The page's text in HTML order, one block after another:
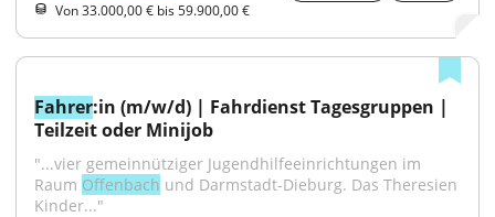
Von 33.000,00 € bis 59.900,00 €
Fahrer:in (m/w/d) | Fahrdienst Tagesgruppen |
Teilzeit oder Minijob
"...vier gemeinnütziger Jugendhilfeeinrichtungen im
Raum Offenbach und Darmstadt-Dieburg. Das Theresien
Kinder..."